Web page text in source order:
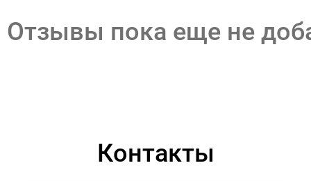
Отзывы пока еще не
Контакты